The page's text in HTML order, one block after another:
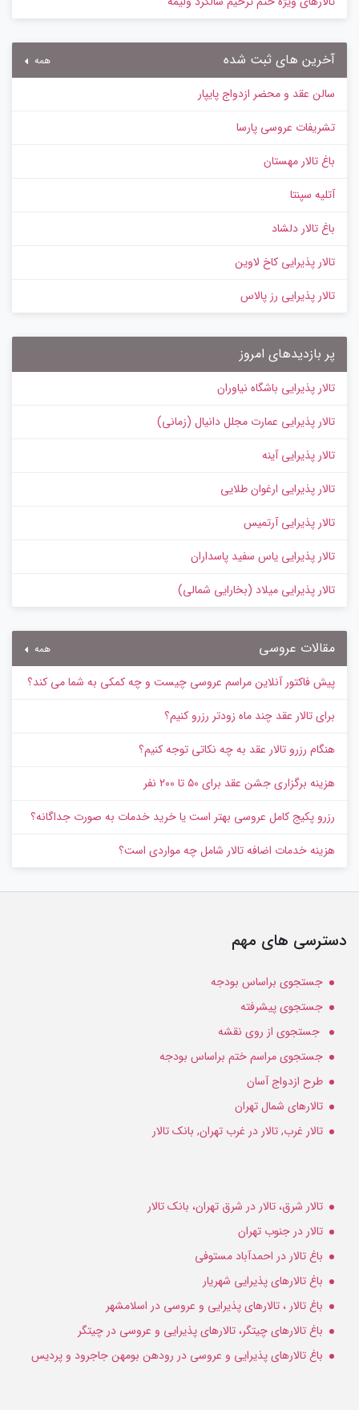
آخرین های ثبت شده همه
سالن عقد و محضر ازدواج پایپار
تشریفات عروسی پارسا
باغ تالار مهستان
آتلیه سپنتا
باغ تالار دلشاد
تالار پذیرایی کاخ لاوین
تالار پذیرایی رز پالاس
پر بازدیدهای امروز
تالار پذیرایی باشگاه نیاوران
تالار پذیرایی عمارت مجلل دانیال (زمانی)
تالار پذیرایی آینه
تالار پذیرایی ارغوان طلایی
تالار پذیرایی آرتمیس
تالار پذیرایی یاس سفید پاسداران
تالار پذیرایی میلاد (بخارایی شمالی)
مقالات عروسی همه
پیش‌ فاکتور آنلاین مراسم عروسی چیست و چه کمکی به شما می کند؟
برای تالار عقد چند ماه زودتر رزرو کنیم؟
هنگام رزرو تالار عقد به چه نکاتی توجه کنیم؟
هزینه برگزاری جشن عقد برای ۵۰ تا ۲۰۰ نفر
رزرو پکیج کامل عروسی بهتر است یا خرید خدمات به‌ صورت جداگانه؟
هزینه خدمات اضافه تالار شامل چه مواردی است؟
دسترسی های مهم
جستجوی براساس بودجه
جستجوی پیشرفته
جستجوی از روی نقشه
جستجوی مراسم ختم براساس بودجه
طرح ازدواج آسان
تالارهای شمال تهران
تالار غرب, تالار در غرب تهران, بانک تالار
تالار شرق، تالار در شرق تهران، بانک تالار
تالار در جنوب تهران
باغ تالار در احمدآباد مستوفی
باغ تالارهای پذیرایی شهریار
باغ تالار ، تالارهای پذیرایی و عروسی در اسلامشهر
باغ تالارهای چیتگر، تالارهای پذیرایی و عروسی در چیتگر
باغ تالارهای پذیرایی و عروسی در رودهن بومهن جاجرود و پردیس